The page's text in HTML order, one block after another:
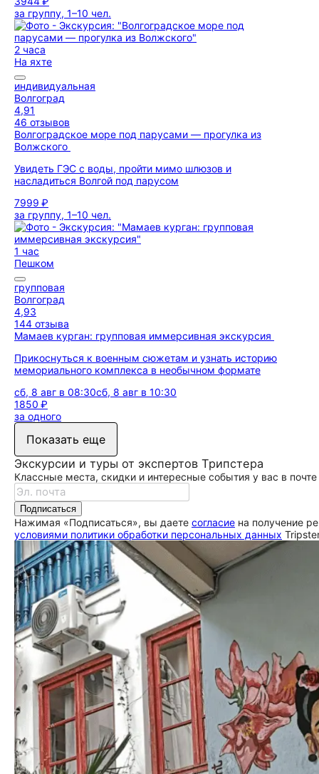
за группу, 1–10 чел.
2 часа
На яхте
индивидуальная
Волгоград
4,91
46 отзывов
Волгоградское море под парусами — прогулка из
Волжского
Увидеть ГЭС с воды, пройти мимо шлюзов и
насладиться Волгой под парусом
7999 ₽
за группу, 1–10 чел.
1 час
Пешком
групповая
Волгоград
4,93
144 отзыва
Мамаев курган: групповая иммерсивная экскурсия
Прикоснуться к военным сюжетам и узнать историю
мемориального комплекса в необычном формате
сб, 8 авг в 08:30сб, 8 авг в 10:30
1850 ₽
за одного
Показать еще
Экскурсии и туры от экспертов Трипстера
Классные места, скидки и интересные события у вас в почте
Подписаться
Нажимая «Подписаться», вы даете согласие на получение
условиями политики обработки персональных данных